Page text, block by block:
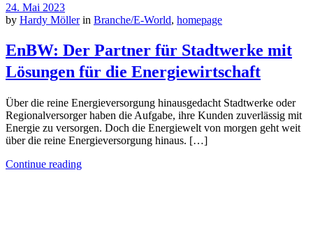
24. Mai 2023
by Hardy Möller in Branche/E-World, homepage
EnBW: Der Partner für Stadtwerke mit
Lösungen für die Energiewirtschaft
Über die reine Energieversorgung hinausgedacht Stadtwerke oder
Regionalversorger haben die Aufgabe, ihre Kunden zuverlässig mit
Energie zu versorgen. Doch die Energiewelt von morgen geht weit
über die reine Energieversorgung hinaus. […]
Continue reading